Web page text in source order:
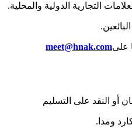
التجارية الدولية والمحلية.
علىmeet@hnak.com
أو النقد على التسليم
ومدا.